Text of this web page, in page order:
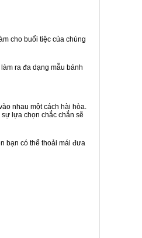
cho buổi tiệc của chúng
ra đa dạng mẫu bánh
nhau một cách hài hòa.
lựa chọn chắc chắn sẽ
bạn có thể thoải mái đưa